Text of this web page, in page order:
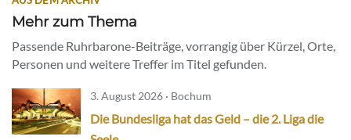
Mehr zum Thema
Passende Ruhrbarone-Beiträge, vorrangig über Kürzel, Orte,
Personen und weitere Treffer im Titel gefunden.
3. August 2026 · Bochum
Die Bundesliga hat das Geld – die 2. Liga die